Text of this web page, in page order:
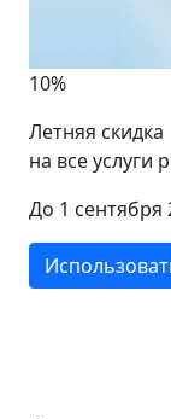
10%
Летняя скидка
на все услуги
До 1 сентября